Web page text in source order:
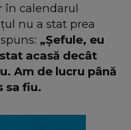
în calendarul
nu a stat prea
„Șefule, eu
acasă decât
Am de lucru până
sa fiu.